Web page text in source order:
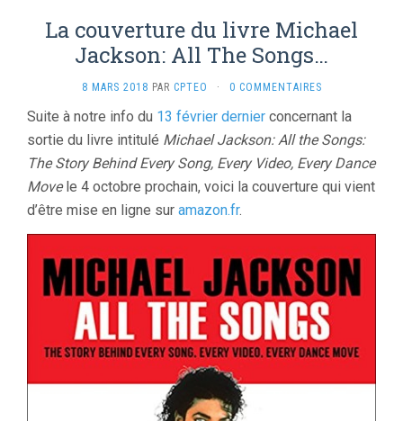
La couverture du livre Michael
Jackson: All The Songs…
8 MARS 2018 PAR CPTEO · 0 COMMENTAIRES
Suite à notre info du 13 février dernier concernant la
sortie du livre intitulé Michael Jackson: All the Songs:
The Story Behind Every Song, Every Video, Every Dance
Movele 4 octobre prochain, voici la couverture qui vient
d’être mise en ligne sur amazon.fr.